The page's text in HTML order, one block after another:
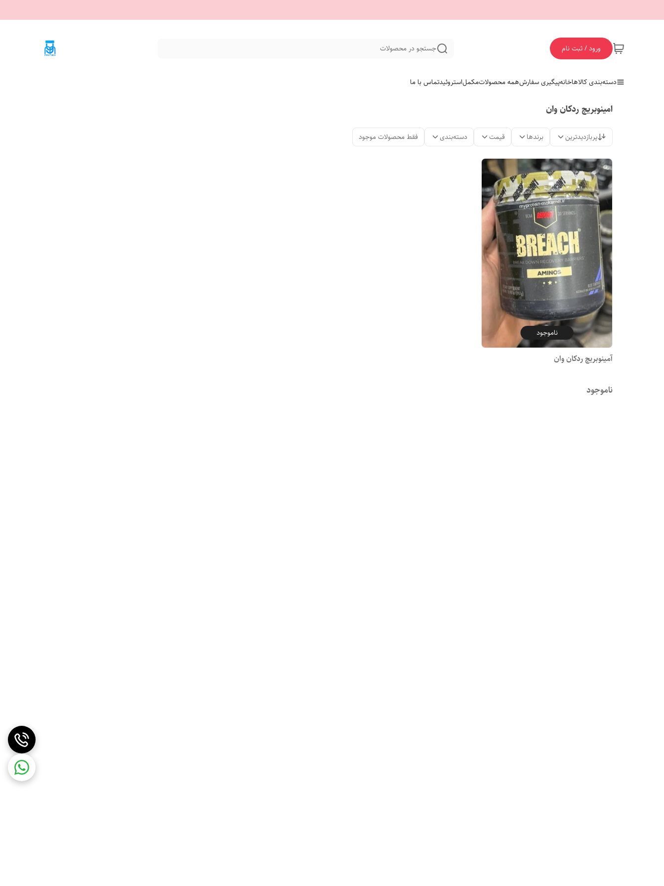
ورود / ثبت نام جستجو در محصولات
دسته‌بندی کالاهاخانهپیگیری سفارشهمه محصولاتمکملاستروئیدتماس با ما
امینوبریچ ردکان وان
پربازدیدترین برندها قیمت دسته‌بندی فقط محصولات موجود
ناموجود
آمینوبریچ ردکان وان
ناموجود